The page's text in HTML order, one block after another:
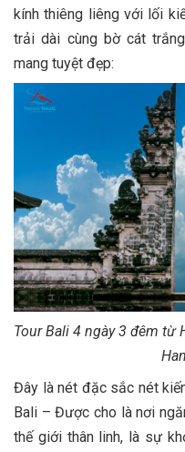
kính thiêng liêng với lối
trải dài cùng bờ cát
mang tuyệt đẹp:
Tour Bali 4 ngày 3 đêm từ
Đây là nét đặc sắc nét
Bali – Được cho là nơi
thế giới thân linh, là sự